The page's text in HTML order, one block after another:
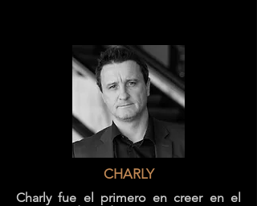
CHARLY
Charly fue el primero en creer en el